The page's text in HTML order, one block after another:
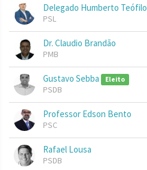
Delegado Humberto Teófilo
PSL
Dr. Claudio Brandão
PMB
Gustavo Sebba Eleito
PSDB
Professor Edson Bento
PSC
Rafael Lousa
PSDB